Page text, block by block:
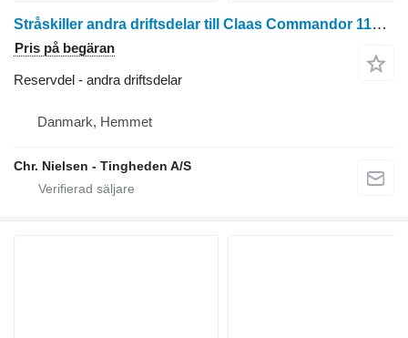
Stråskiller andra driftsdelar till Claas Commandor 116 skördetröska
Pris på begäran
Reservdel - andra driftsdelar
Danmark, Hemmet
Chr. Nielsen - Tingheden A/S